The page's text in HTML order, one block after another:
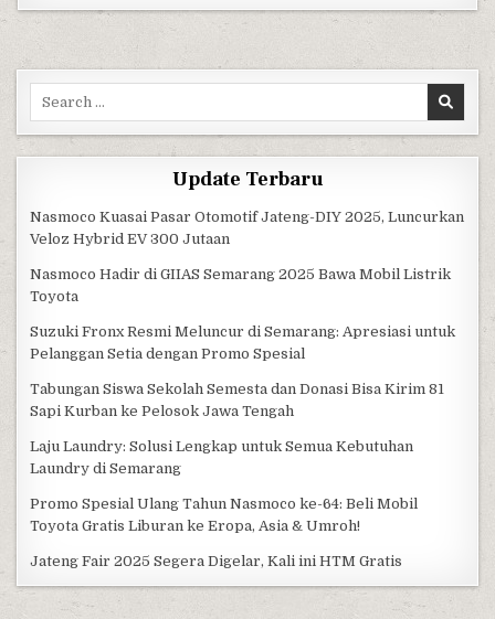
Search for:
Update Terbaru
Nasmoco Kuasai Pasar Otomotif Jateng-DIY 2025, Luncurkan
Veloz Hybrid EV 300 Jutaan
Nasmoco Hadir di GIIAS Semarang 2025 Bawa Mobil Listrik
Toyota
Suzuki Fronx Resmi Meluncur di Semarang: Apresiasi untuk
Pelanggan Setia dengan Promo Spesial
Tabungan Siswa Sekolah Semesta dan Donasi Bisa Kirim 81
Sapi Kurban ke Pelosok Jawa Tengah
Laju Laundry: Solusi Lengkap untuk Semua Kebutuhan
Laundry di Semarang
Promo Spesial Ulang Tahun Nasmoco ke-64: Beli Mobil
Toyota Gratis Liburan ke Eropa, Asia & Umroh!
Jateng Fair 2025 Segera Digelar, Kali ini HTM Gratis